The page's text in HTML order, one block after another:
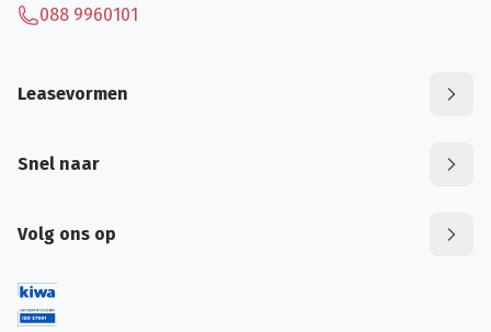
088 9960101
Leasevormen
Snel naar
Volg ons op